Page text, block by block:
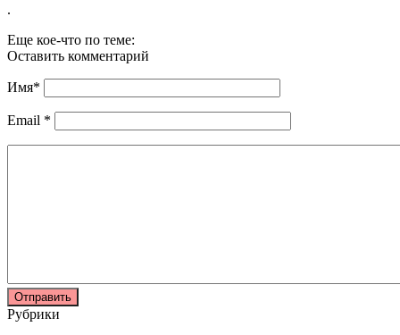
.
Еще кое-что по теме:
Оставить комментарий
Имя*
Email *
Рубрики